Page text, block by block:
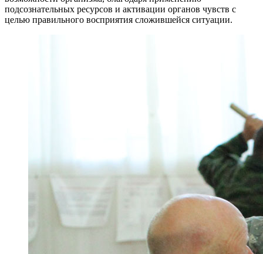
подсознательных ресурсов и активации органов чувств с
целью правильного восприятия сложившейся ситуации.